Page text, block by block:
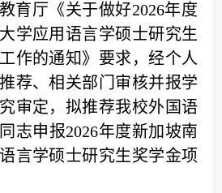
育厅《关于做好2026年度
学应用语言学硕士研究生
作的通知》要求，经个人
荐、相关部门审核并报学
审定，拟推荐我校外国语
志申报2026年度新加坡南
言学硕士研究生奖学金项